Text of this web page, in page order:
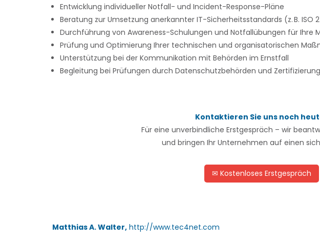
Entwicklung individueller Notfall- und Incident-Response-Pläne
Beratung zur Umsetzung anerkannter IT-Sicherheitsstandards (z. B. ISO
Durchführung von Awareness-Schulungen und Notfallübungen für Ihre
Prüfung und Optimierung Ihrer technischen und organisatorischen
Unterstützung bei der Kommunikation mit Behörden im Ernstfall
Begleitung bei Prüfungen durch Datenschutzbehörden und
Kontaktieren Sie uns noch
Für eine unverbindliche Erstgespräch – wir
und bringen Ihr Unternehmen auf einen
✉ Kostenloses Erstgespräch
Matthias A. Walter, http://www.tec4net.com